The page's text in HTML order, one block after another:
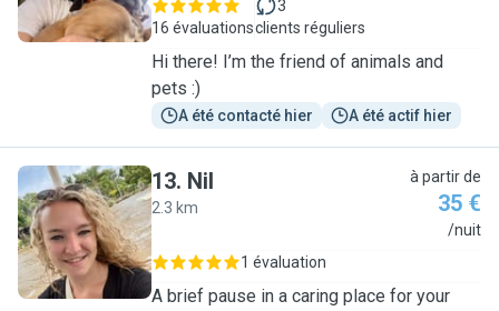
16 évaluations
3
clients réguliers
Hi there! I’m the friend of animals and
pets :)
A été contacté hier A été actif hier
N
13. Nil
2.3 km
à partir de
35 €
/nuit
1 évaluation
A brief pause in a caring place for your